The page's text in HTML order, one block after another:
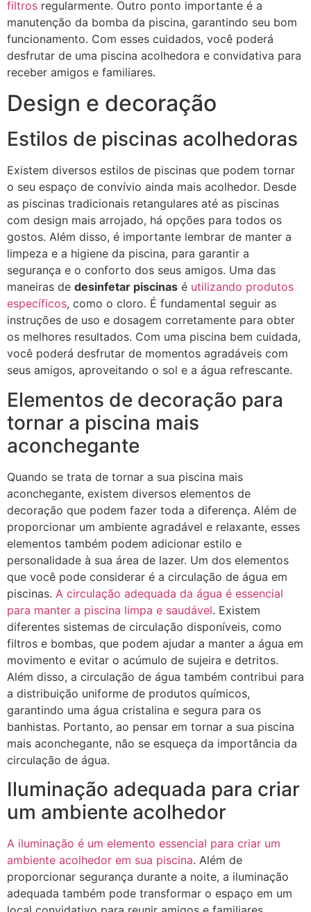
filtros regularmente. Outro ponto importante é a
manutenção da bomba da piscina, garantindo seu bom
funcionamento. Com esses cuidados, você poderá
desfrutar de uma piscina acolhedora e convidativa para
receber amigos e familiares.
Design e decoração
Estilos de piscinas acolhedoras
Existem diversos estilos de piscinas que podem tornar
o seu espaço de convívio ainda mais acolhedor. Desde
as piscinas tradicionais retangulares até as piscinas
com design mais arrojado, há opções para todos os
gostos. Além disso, é importante lembrar de manter a
limpeza e a higiene da piscina, para garantir a
segurança e o conforto dos seus amigos. Uma das
maneiras de desinfetar piscinas é utilizando produtos
específicos, como o cloro. É fundamental seguir as
instruções de uso e dosagem corretamente para obter
os melhores resultados. Com uma piscina bem cuidada,
você poderá desfrutar de momentos agradáveis com
seus amigos, aproveitando o sol e a água refrescante.
Elementos de decoração para
tornar a piscina mais
aconchegante
Quando se trata de tornar a sua piscina mais
aconchegante, existem diversos elementos de
decoração que podem fazer toda a diferença. Além de
proporcionar um ambiente agradável e relaxante, esses
elementos também podem adicionar estilo e
personalidade à sua área de lazer. Um dos elementos
que você pode considerar é a circulação de água em
piscinas. A circulação adequada da água é essencial
para manter a piscina limpa e saudável. Existem
diferentes sistemas de circulação disponíveis, como
filtros e bombas, que podem ajudar a manter a água em
movimento e evitar o acúmulo de sujeira e detritos.
Além disso, a circulação de água também contribui para
a distribuição uniforme de produtos químicos,
garantindo uma água cristalina e segura para os
banhistas. Portanto, ao pensar em tornar a sua piscina
mais aconchegante, não se esqueça da importância da
circulação de água.
Iluminação adequada para criar
um ambiente acolhedor
A iluminação é um elemento essencial para criar um
ambiente acolhedor em sua piscina. Além de
proporcionar segurança durante a noite, a iluminação
adequada também pode transformar o espaço em um